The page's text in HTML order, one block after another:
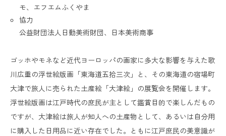
モ、エフエムふくやま
協力
公益財団法人日動美術財団、日本美術商事
ゴッホやモネなど近代ヨーロッパの画家に多大な影響を与えた歌
川広重の浮世絵版画「東海道五拾三次」と、その東海道の宿場町
大津で旅人に売られた土産絵「大津絵」の展覧会を開催します。
浮世絵版画は江戸時代の庶民が主として鑑賞目的で楽しんだもの
ですが、大津絵は旅人が知人への土産物として、あるいは自分用
に購入した日用品に近い存在でした。ともに江戸庶民の美意識が